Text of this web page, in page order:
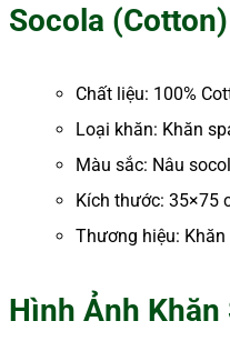
Socola (Cotton)
Chất liệu: 100%
Loại khăn: Khăn
Màu sắc: Nâu
Kích thước: 35×75
Thương hiệu: Khăn
Hình Ảnh Khăn